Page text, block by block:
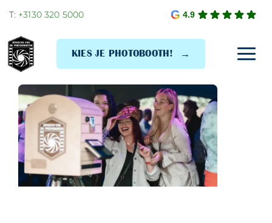
content
T: +3130 320 5000 4.9
KIES JE PHOTOBOOTH!